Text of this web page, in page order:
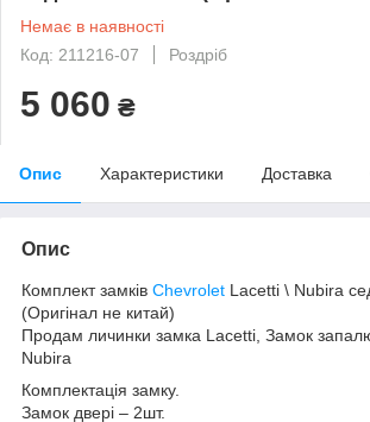
Немає в наявності
Код: 211216-07
Роздріб
5 060 ₴
Опис Характеристики Доставка
Опис
Комплект замків Chevrolet Lacetti \ Nubira
(Оригінал не китай)
Продам личинки замка Lacetti, Замок
Nubira
Комплектація замку.
Замок двері – 2шт.